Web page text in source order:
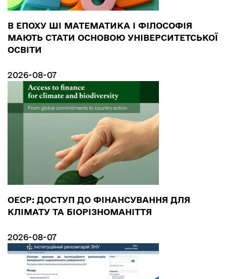
В ЕПОХУ ШІ МАТЕМАТИКА І ФІЛОСОФІЯ
МАЮТЬ СТАТИ ОСНОВОЮ УНІВЕРСИТЕТСЬКОЇ
ОСВІТИ
2026-08-07
ОЕСР: ДОСТУП ДО ФІНАНСУВАННЯ ДЛЯ
КЛІМАТУ ТА БІОРІЗНОМАНІТТЯ
2026-08-07